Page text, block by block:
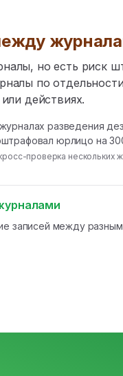
но есть риск
по
действиях.
разведения
юрлицо на
кросс-проверка
записей между